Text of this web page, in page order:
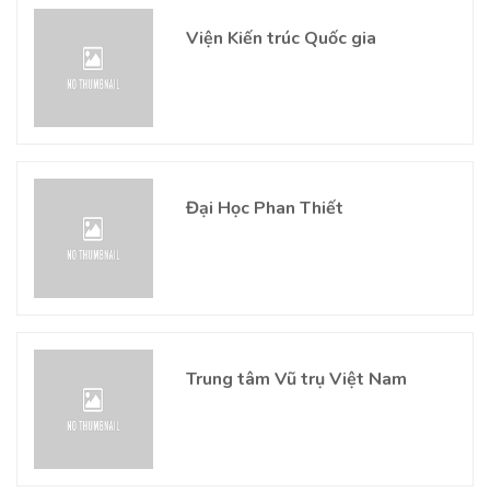
Viện Kiến trúc Quốc gia
Đại Học Phan Thiết
Trung tâm Vũ trụ Việt Nam